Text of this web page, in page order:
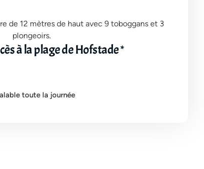
de 12 mètres de haut avec 9 toboggans et 3
plongeoirs.
à la plage de Hofstade *
toute la journée